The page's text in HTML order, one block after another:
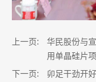
上一页:
华民股份与
用单晶硅片
下一页:
卯足干劲开